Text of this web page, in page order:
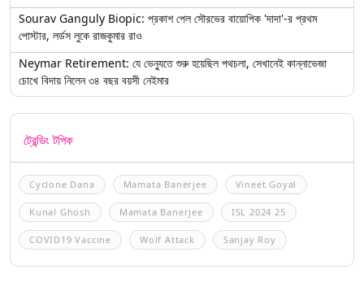
Sourav Ganguly Biopic: প্রকাশ পেল সৌরভের বায়োপিক 'দাদা'-র প্রথম
পোস্টার, লর্ডস লুকে রাজকুমার রাও
Neymar Retirement: যে ভেন্যুতে শুরু হয়েছিল পথচলা, সেখানেই কান্নাভেজা
চোখে বিদায় নিলেন ৩৪ বছর বয়সী নেইমার
ট্রেন্ডিং টপিক
Cyclone Dana Mamata Banerjee Vineet Goyal
Kunal Ghosh Mamata Banerjee ISL 2024 25
COVID19 Vaccine Wolf Attack Sanjay Roy